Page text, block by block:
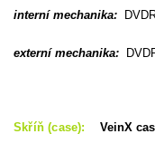
interní mechanika:
externí mechanika:
Skříň (case): VeinX